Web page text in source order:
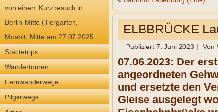
von einem Kurzbesuch in
Berlin-Mitte (Tiergarten,
Moabit, Mitte am 27.07.2025
Städtetrips
Wandertouren
Fernwanderwege
Pilgerwege
ELBBRÜCKE
Publiziert 7. Juni 2023 | Von
07.06.2023: Der
angeordneten
und ersetzte den
Gleise ausgelegt